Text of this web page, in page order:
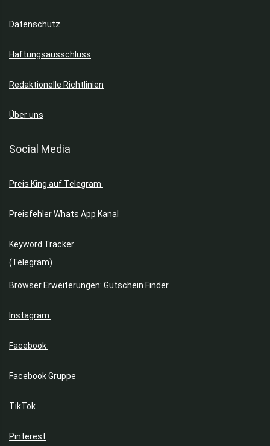
Datenschutz
Haftungsausschluss
Redaktionelle Richtlinien
Über uns
Social Media
Preis King auf Telegram
Preisfehler Whats App Kanal
Keyword Tracker
(Telegram)
Browser Erweiterungen: Gutschein Finder
Instagram
Facebook
Facebook Gruppe
TikTok
Pinterest